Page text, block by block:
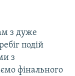
з дуже
подій
з
фінального